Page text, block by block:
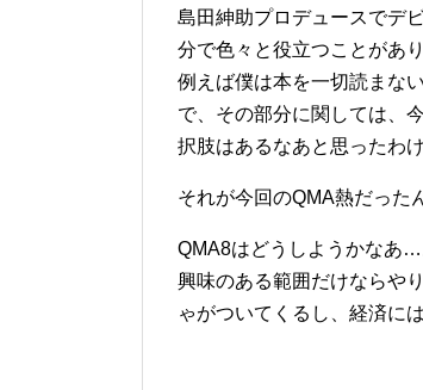
島田紳助プロデュースでデ
分で色々と役立つことがあり
例えば僕は本を一切読まな
で、その部分に関しては、
択肢はあるなあと思ったわけ
それが今回のQMA熱だった
QMA8はどうしようかなあ…
興味のある範囲だけならや
ゃがついてくるし、経済に